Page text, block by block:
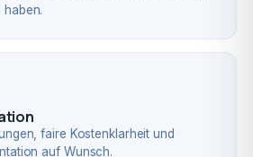
faire Kostenklarheit und
auf Wunsch.